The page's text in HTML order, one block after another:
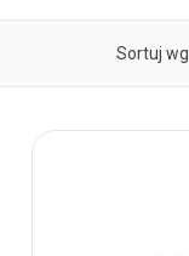
Sortuj wg